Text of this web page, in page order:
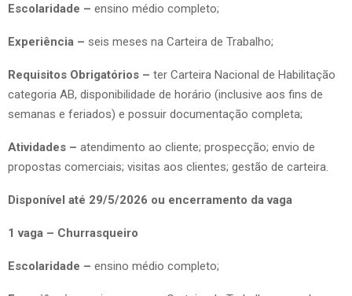
Escolaridade – ensino médio completo;
Experiência – seis meses na Carteira de Trabalho;
Requisitos Obrigatórios – ter Carteira Nacional de Habilitação
categoria AB, disponibilidade de horário (inclusive aos fins de
semanas e feriados) e possuir documentação completa;
Atividades – atendimento ao cliente; prospecção; envio de
propostas comerciais; visitas aos clientes; gestão de carteira.
Disponível até 29/5/2026 ou encerramento da vaga
1 vaga – Churrasqueiro
Escolaridade – ensino médio completo;